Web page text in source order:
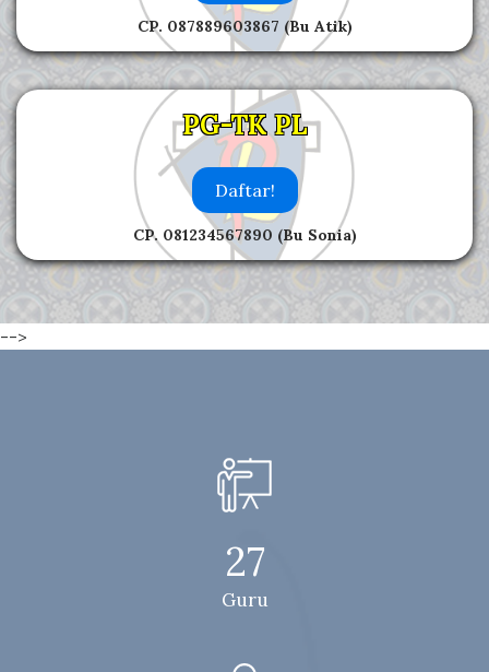
CP. 087889603867 (Bu Atik)
PG-TK PL
Daftar!
CP. 081234567890 (Bu Sonia)
-->
27
Guru